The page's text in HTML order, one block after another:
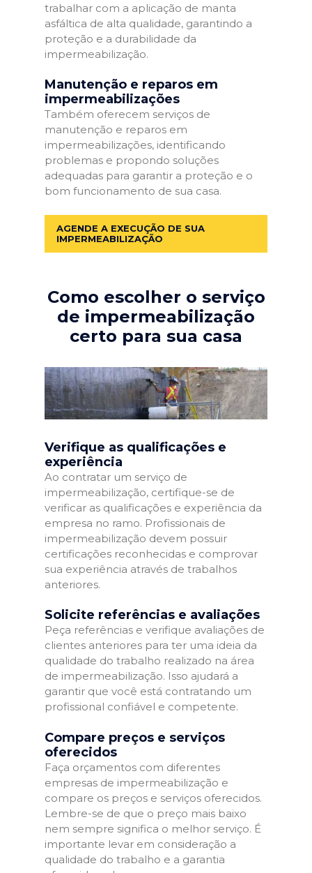
trabalhar com a aplicação de manta
asfáltica de alta qualidade, garantindo a
proteção e a durabilidade da
impermeabilização.
Manutenção e reparos em
impermeabilizações
Também oferecem serviços de
manutenção e reparos em
impermeabilizações, identificando
problemas e propondo soluções
adequadas para garantir a proteção e o
bom funcionamento de sua casa.
AGENDE A EXECUÇÃO DE SUA
IMPERMEABILIZAÇÃO
Como escolher o serviço
de impermeabilização
certo para sua casa
Verifique as qualificações e
experiência
Ao contratar um serviço de
impermeabilização, certifique-se de
verificar as qualificações e experiência da
empresa no ramo. Profissionais de
impermeabilização devem possuir
certificações reconhecidas e comprovar
sua experiência através de trabalhos
anteriores.
Solicite referências e avaliações
Peça referências e verifique avaliações de
clientes anteriores para ter uma ideia da
qualidade do trabalho realizado na área
de impermeabilização. Isso ajudará a
garantir que você está contratando um
profissional confiável e competente.
Compare preços e serviços
oferecidos
Faça orçamentos com diferentes
empresas de impermeabilização e
compare os preços e serviços oferecidos.
Lembre-se de que o preço mais baixo
nem sempre significa o melhor serviço. É
importante levar em consideração a
qualidade do trabalho e a garantia